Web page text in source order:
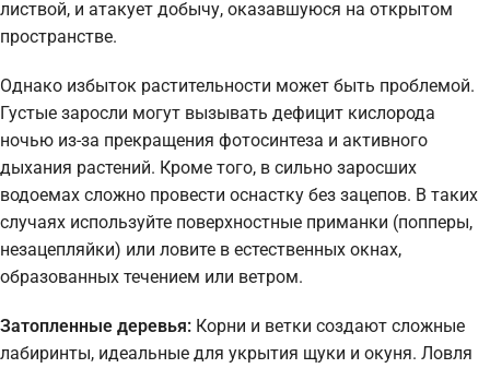
листвой, и атакует добычу, оказавшуюся на открытом
пространстве.
Однако избыток растительности может быть проблемой.
Густые заросли могут вызывать дефицит кислорода
ночью из-за прекращения фотосинтеза и активного
дыхания растений. Кроме того, в сильно заросших
водоемах сложно провести оснастку без зацепов. В таких
случаях используйте поверхностные приманки (попперы,
незацепляйки) или ловите в естественных окнах,
образованных течением или ветром.
Затопленные деревья: Корни и ветки создают сложные
лабиринты, идеальные для укрытия щуки и окуня. Ловля